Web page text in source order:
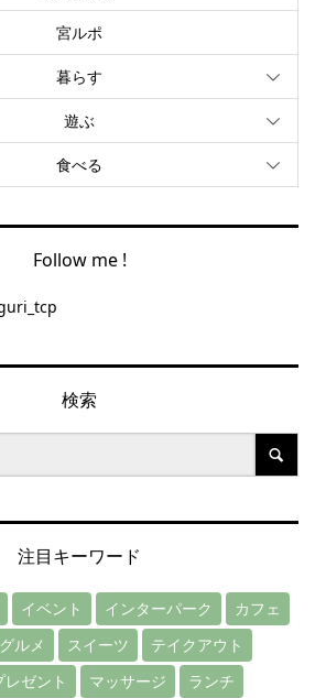
宮ルポ
暮らす
遊ぶ
食べる
Follow me !
検索
注目キーワード
イベント インターパーク
カフェ
グルメ スイーツ
テイクアウト
レゼント マッサージ
ランチ